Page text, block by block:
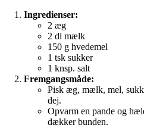
Ingredienser:
2 æg
2 dl mælk
150 g hvedemel
1 tsk sukker
1 knsp. salt
Fremgangsmåde:
Pisk æg, mælk, mel,
dej.
Opvarm en pande og
dækker bunden.